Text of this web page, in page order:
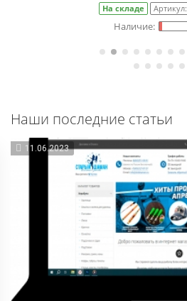
На складе Артикул:
Наши последние статьи
11.06.2023